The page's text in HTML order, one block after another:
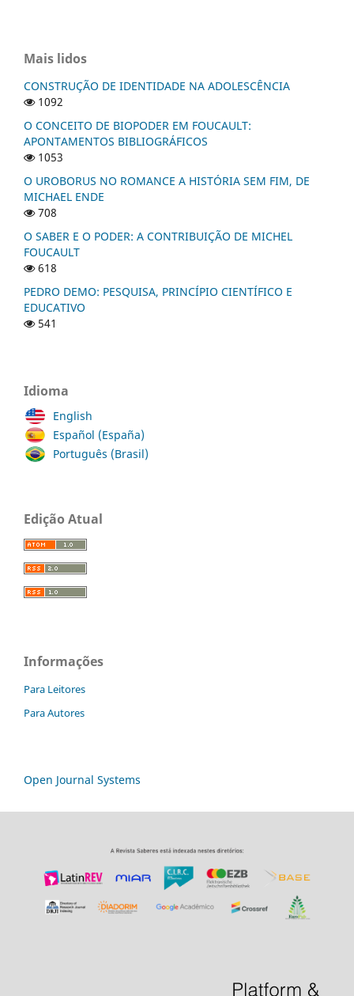
Mais lidos
CONSTRUÇÃO DE IDENTIDADE NA ADOLESCÊNCIA
1092
O CONCEITO DE BIOPODER EM FOUCAULT:
APONTAMENTOS BIBLIOGRÁFICOS
1053
O UROBORUS NO ROMANCE A HISTÓRIA SEM FIM, DE
MICHAEL ENDE
708
O SABER E O PODER: A CONTRIBUIÇÃO DE MICHEL
FOUCAULT
618
PEDRO DEMO: PESQUISA, PRINCÍPIO CIENTÍFICO E
EDUCATIVO
541
Idioma
English
Español (España)
Português (Brasil)
Edição Atual
Informações
Para Leitores
Para Autores
Open Journal Systems